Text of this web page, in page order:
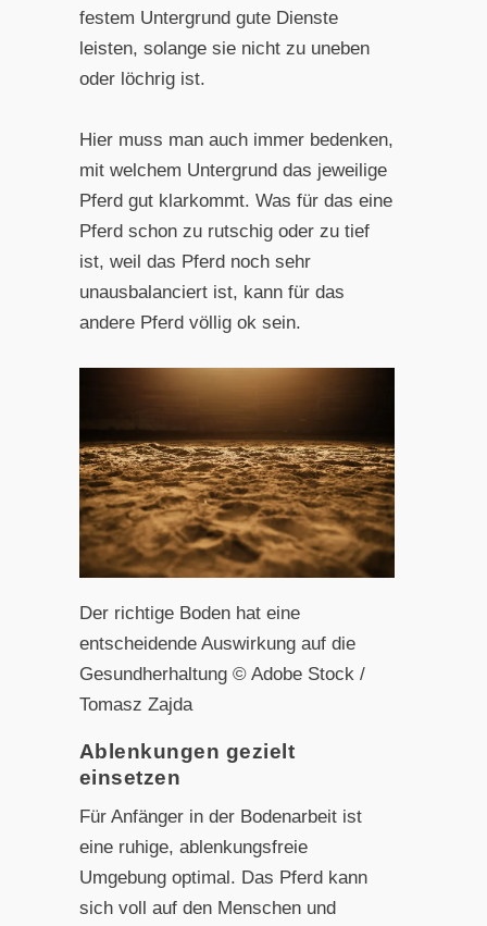
festem Untergrund gute Dienste
leisten, solange sie nicht zu uneben
oder löchrig ist.
Hier muss man auch immer bedenken,
mit welchem Untergrund das jeweilige
Pferd gut klarkommt. Was für das eine
Pferd schon zu rutschig oder zu tief
ist, weil das Pferd noch sehr
unausbalanciert ist, kann für das
andere Pferd völlig ok sein.
Der richtige Boden hat eine
entscheidende Auswirkung auf die
Gesundherhaltung © Adobe Stock /
Tomasz Zajda
Ablenkungen gezielt
einsetzen
Für Anfänger in der Bodenarbeit ist
eine ruhige, ablenkungsfreie
Umgebung optimal. Das Pferd kann
sich voll auf den Menschen und